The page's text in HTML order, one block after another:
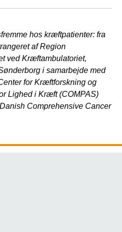
hos kræftpatienter: fra
af Region
ved Kræftambulatoriet,
i samarbejde med
for Kræftforskning og
Lighed i Kræft (COMPAS)
Comprehensive Cancer